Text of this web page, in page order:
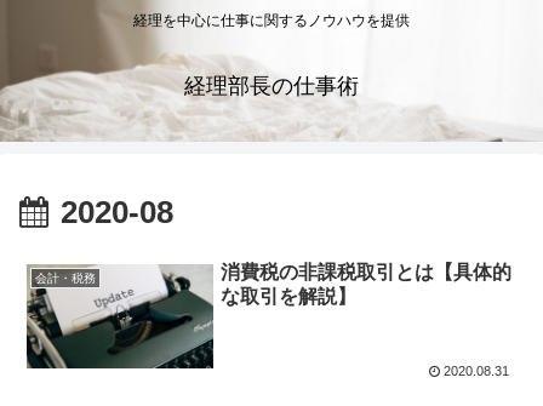
経理を中心に仕事に関するノウハウを提供
経理部長の仕事術
2020-08
会計・税務
消費税の非課税取引とは【具体的
な取引を解説】
2020.08.31